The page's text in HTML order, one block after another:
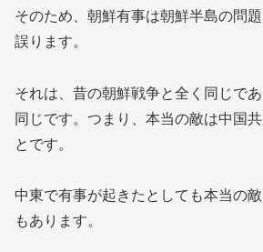
そのため、朝鮮有事は朝鮮半島の問
誤ります。
それは、昔の朝鮮戦争と全く同じで
同じです。つまり、本当の敵は中国
とです。
中東で有事が起きたとしても本当の
もあります。